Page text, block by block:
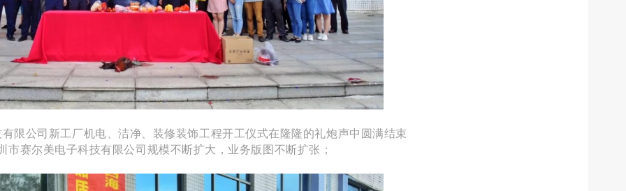
限公司新工厂机电、洁净、装修装饰工程开工仪式​在隆隆的礼炮声中圆满结束
市赛尔美电子科技有限公司规模不断扩大，业务版图不断扩张；